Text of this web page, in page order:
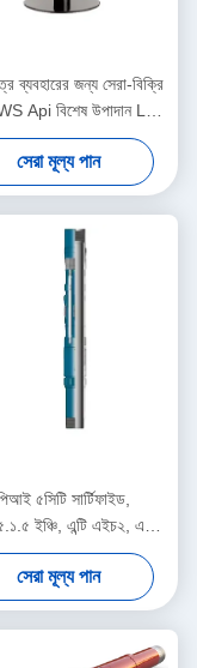
ব্যবহারের জন্য সেরা-বিক্রি
Api বিশেষ উপাদান L80
3/8"*7 5/8" লাইনার
মেকানিক্যাল-সেট সহ এখন স্টকে
আছে
সেরা মূল্য পান
৫সিটি সার্টিফাইড,
ইঞ্চি, এন্টি এইচ২, এয়ার
লিনার হ্যাঙ্গার অনশোর এবং
ওয়েলহেড অপারেশনের জন্য
উপযুক্ত।
সেরা মূল্য পান